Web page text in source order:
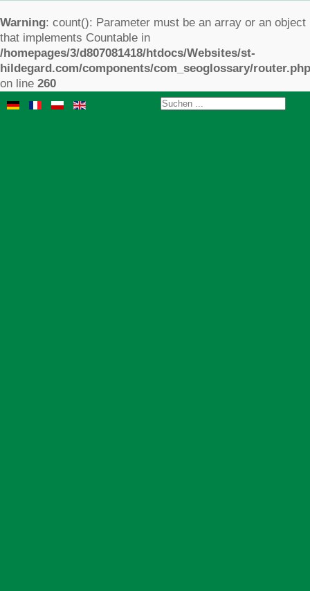
Warning: count(): Parameter must be an array or an object
that implements Countable in
/homepages/3/d807081418/htdocs/Websites/st-
hildegard.com/components/com_seoglossary/router.php
on line 260